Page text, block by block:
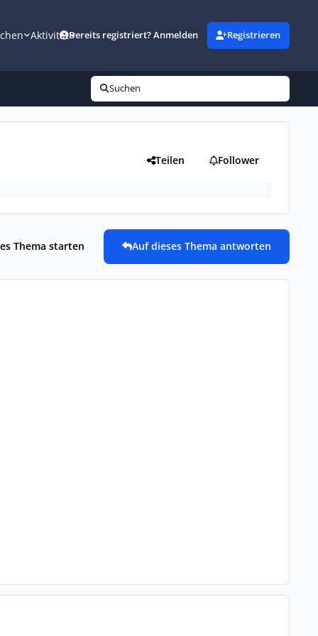
AktivitätBereits registriert? Anmelden Registrieren
Suchen
Teilen Follower
Thema starten Auf dieses Thema antworten